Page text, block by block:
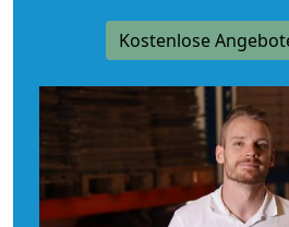
Kostenlose